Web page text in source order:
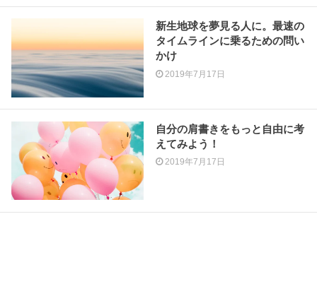
新生地球を夢見る人に。最速の
タイムラインに乗るための問い
かけ
2019年7月17日
自分の肩書きをもっと自由に考
えてみよう！
2019年7月17日